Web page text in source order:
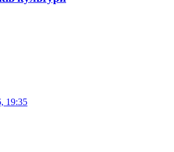
19:35